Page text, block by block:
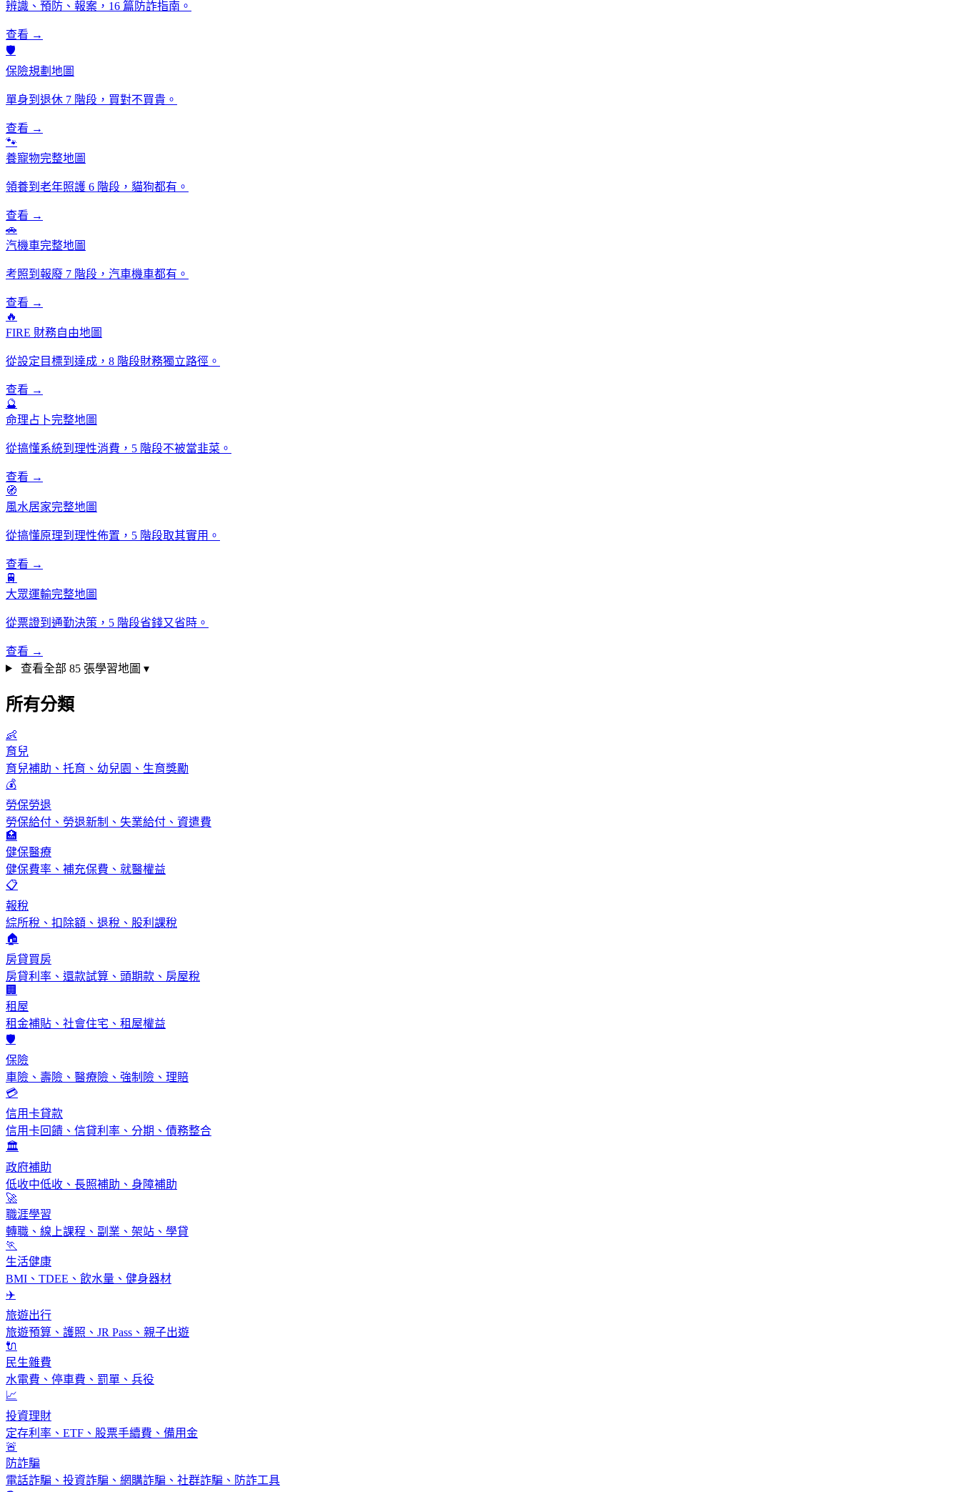
辨識、預防、報案，16 篇防詐指南。
查看 →
🛡️
保險規劃地圖
單身到退休 7 階段，買對不買貴。
查看 →
🐾
養寵物完整地圖
領養到老年照護 6 階段，貓狗都有。
查看 →
🚗
汽機車完整地圖
考照到報廢 7 階段，汽車機車都有。
查看 →
🔥
FIRE 財務自由地圖
從設定目標到達成，8 階段財務獨立路徑。
查看 →
🔮
命理占卜完整地圖
從搞懂系統到理性消費，5 階段不被當韭菜。
查看 →
🧭
風水居家完整地圖
從搞懂原理到理性佈置，5 階段取其實用。
查看 →
🚆
大眾運輸完整地圖
從票證到通勤決策，5 階段省錢又省時。
查看 →
查看全部 85 張學習地圖 ▾
所有分類
👶
育兒
育兒補助、托育、幼兒園、生育獎勵
💰
勞保勞退
勞保給付、勞退新制、失業給付、資遣費
🏥
健保醫療
健保費率、補充保費、就醫權益
📋
報稅
綜所稅、扣除額、退稅、股利課稅
🏠
房貸買房
房貸利率、還款試算、頭期款、房屋稅
🏢
租屋
租金補貼、社會住宅、租屋權益
🛡️
保險
車險、壽險、醫療險、強制險、理賠
💳
信用卡貸款
信用卡回饋、信貸利率、分期、債務整合
🏛️
政府補助
低收中低收、長照補助、身障補助
🚀
職涯學習
轉職、線上課程、副業、架站、學貸
🏃
生活健康
BMI、TDEE、飲水量、健身器材
✈️
旅遊出行
旅遊預算、護照、JR Pass、親子出遊
🔌
民生雜費
水電費、停車費、罰單、兵役
📈
投資理財
定存利率、ETF、股票手續費、備用金
🚨
防詐騙
電話詐騙、投資詐騙、網購詐騙、社群詐騙、防詐工具